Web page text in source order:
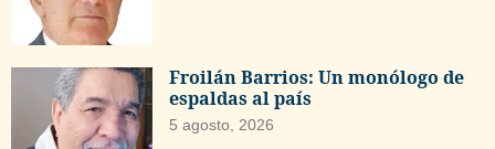
Froilán Barrios: Un monólogo de
espaldas al país
5 agosto, 2026